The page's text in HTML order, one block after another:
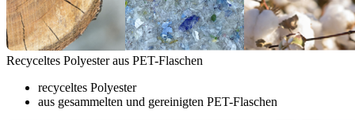
Recyceltes Polyester aus PET-Flaschen
recyceltes Polyester
aus gesammelten und gereinigten PET-Flaschen